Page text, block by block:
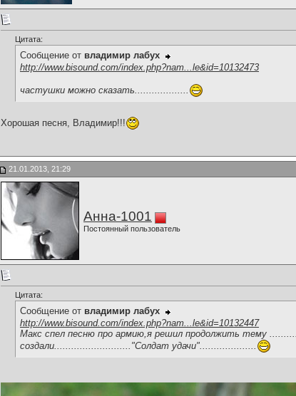
Цитата:
Сообщение от владимир лабух
http://www.bisound.com/index.php?nam...le&id=10132473
частушки можно сказать...................
Хорошая песня, Владимир!!!
21.01.2013, 21:29
Анна-1001
Постоянный пользователь
Цитата:
Сообщение от владимир лабух
http://www.bisound.com/index.php?nam...le&id=10132447
Макс спел песню про армию,я решил продолжить тему
создали..........................."Солдат удачи"....................